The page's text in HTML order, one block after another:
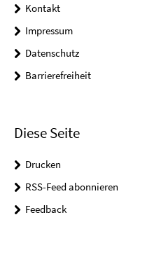
Kontakt
Impressum
Datenschutz
Barrierefreiheit
Diese Seite
Drucken
RSS-Feed abonnieren
Feedback